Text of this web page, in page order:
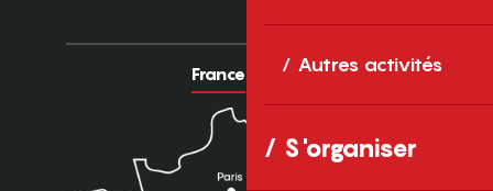
Autres activités
S'organiser
France Europe